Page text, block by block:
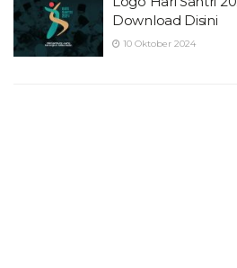
Download Disini
10 Oktober 2024